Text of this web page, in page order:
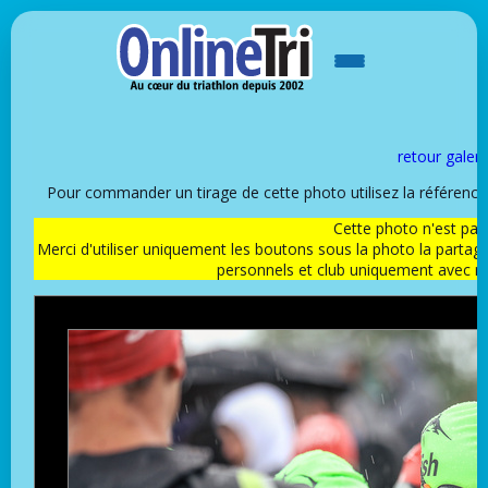
retour
Pour commander un tirage de cette photo utilisez la
Cette photo n'est
Merci d'utiliser uniquement les boutons sous la photo la
personnels et club uniquement avec